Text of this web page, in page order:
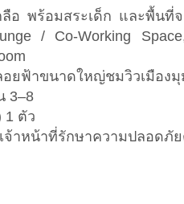
อ พร้อมสระเด็ก และพื้นที่
/ Co-Working
อยฟ้าขนาดใหญ่ชมวิวเมืองมุ
3–8
1 ตัว
จ้าหน้าที่รักษาความปลอดภั